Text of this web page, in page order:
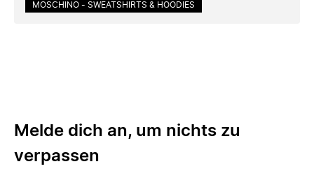
MOSCHINO - SWEATSHIRTS & HOODIES
Melde dich an, um nichts zu
verpassen